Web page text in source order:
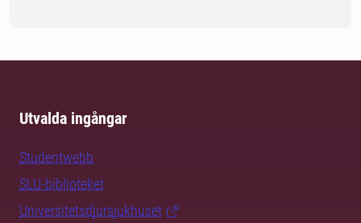
Utvalda ingångar
Studentwebb
SLU-biblioteket
Universitetsdjursjukhuset